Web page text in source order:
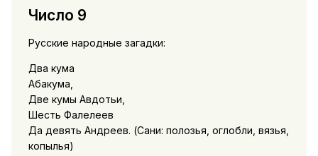
Число 9
Русские народные загадки:
Два кума
Абакума,
Две кумы Авдотьи,
Шесть Фалелеев
Да девять Андреев. (Сани: полозья, оглобли, вязья,
копылья)